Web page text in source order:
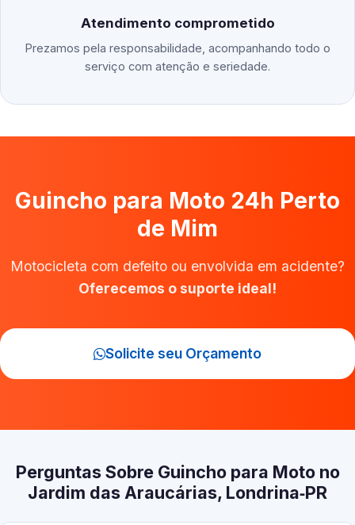
Atendimento comprometido
Prezamos pela responsabilidade, acompanhando todo o
serviço com atenção e seriedade.
Guincho para Moto 24h Perto
de Mim
Motocicleta com defeito ou envolvida em acidente?
Oferecemos o suporte ideal!
Solicite seu Orçamento
Perguntas Sobre Guincho para Moto no
Jardim das Araucárias, Londrina‑PR